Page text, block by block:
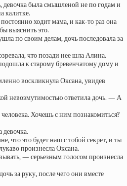
девочка была смышленой не по годам и
калитке.
ходит мама, и как-то раз она
выяснить это.
по своим делам, дочь последовала за
что позади нее шла Алина.
к старому бревенчатому дому и
воскликнула Оксана, увидев
невозмутимостью ответила дочь. — А
Хочешь с ним познакомиться?
что это будет наш с тобой секрет, и ты
произнесла Оксана.
— серьезным голосом произнесла
за руку, после чего они вместе